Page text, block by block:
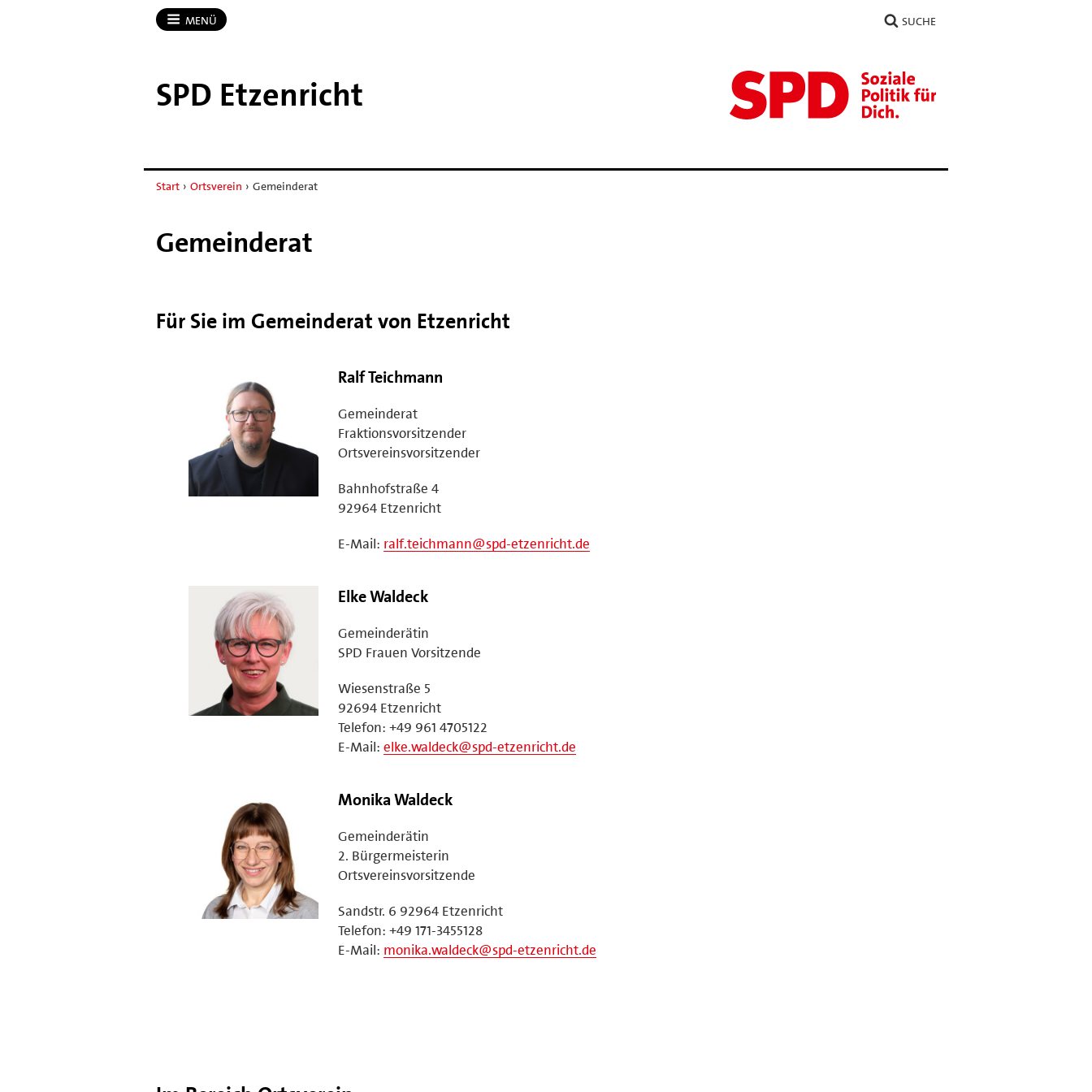
MENÜ SUCHE
SPD Etzenricht
Start › Ortsverein › Gemeinderat
Gemeinderat
Für Sie im Gemeinderat von Etzenricht
Ralf Teichmann
Gemeinderat
Fraktionsvorsitzender
Ortsvereinsvorsitzender
Bahnhofstraße 4
92964 Etzenricht
E-Mail: ralf.teichmann@spd-etzenricht.de
Elke Waldeck
Gemeinderätin
SPD Frauen Vorsitzende
Wiesenstraße 5
92694 Etzenricht
Telefon: +49 961 4705122
E-Mail: elke.waldeck@spd-etzenricht.de
Monika Waldeck
Gemeinderätin
2. Bürgermeisterin
Ortsvereinsvorsitzende
Sandstr. 6 92964 Etzenricht
Telefon: +49 171-3455128
E-Mail: monika.waldeck@spd-etzenricht.de